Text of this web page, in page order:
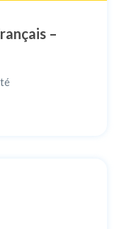
–